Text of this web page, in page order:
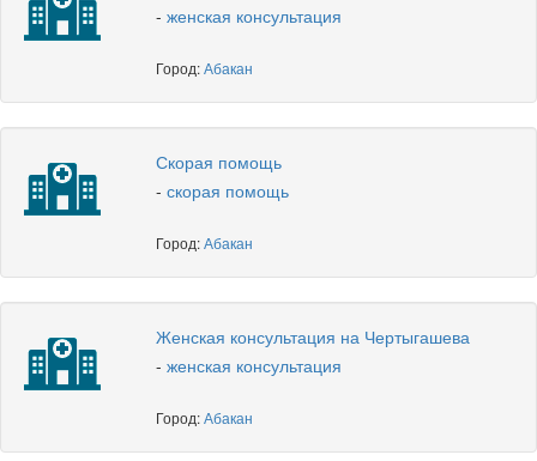
- женская консультация
Город:Абакан
Скорая помощь
- скорая помощь
Город:Абакан
Женская консультация на Чертыгашева
- женская консультация
Город:Абакан